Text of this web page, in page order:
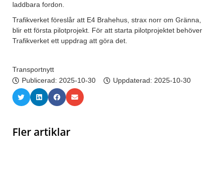
laddbara fordon.
Trafikverket föreslår att E4 Brahehus, strax norr om Gränna,
blir ett första pilotprojekt. För att starta pilotprojektet behöver
Trafikverket ett uppdrag att göra det.
Transportnytt
Publicerad: 2025-10-30 Uppdaterad: 2025-10-30
Fler artiklar